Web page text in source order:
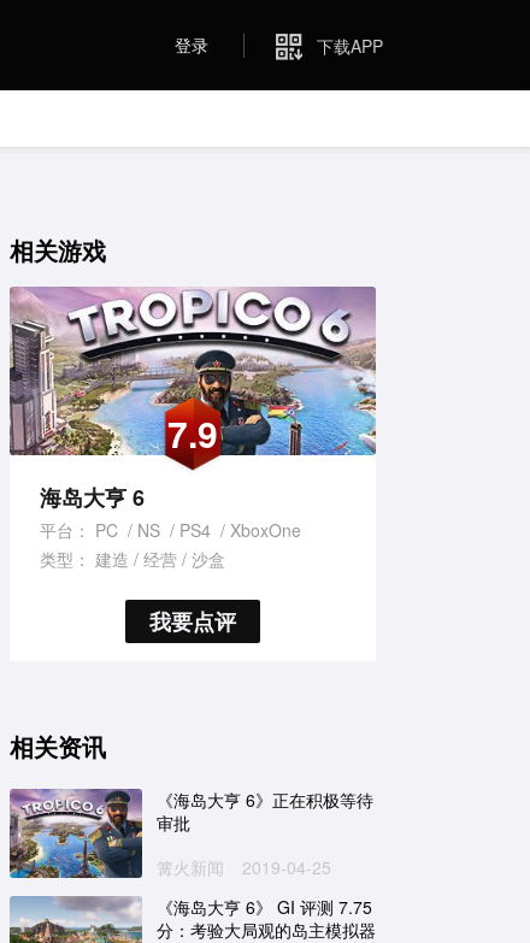
登录 下载APP
相关资讯
《海岛大亨 6》正在积极等待
审批
篝火新闻
2019-04-25
《海岛大亨 6》 GI 评测 7.75
分：考验大局观的岛主模拟器
相关游戏
7.9
海岛大亨 6
平台： PC NS PS4
XboxOne
类型： 建造 经营 沙盒
我要点评